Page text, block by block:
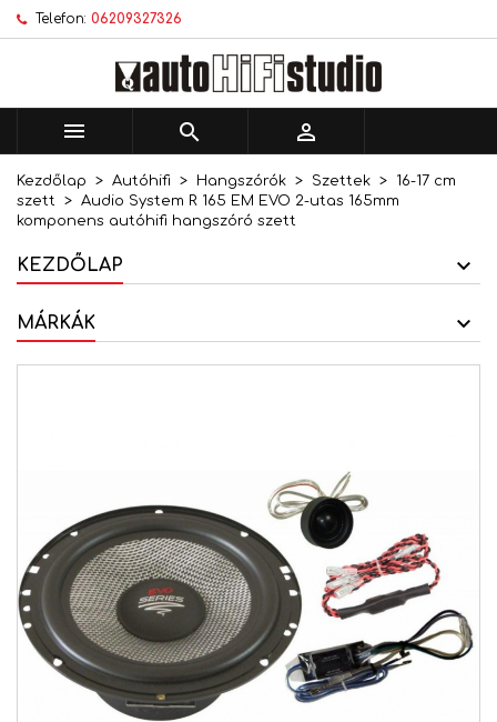
Telefon: 06209327326
  
Kezdőlap Autóhifi Hangszórók Szettek
16-17 cm
szett
Audio System R 165 EM EVO 2-utas 165mm
komponens autóhifi hangszóró szett
KEZDŐLAP
MÁRKÁK
Kívánságlistáim ×
Új lista létrehozása
Kívánságlista létrehozása ×
Kívánságlista neve
Mégsem Kívánságlista létrehozása
Bejelentkezés ×
történő mentéséhez.
Mégsem Bejelentkezés